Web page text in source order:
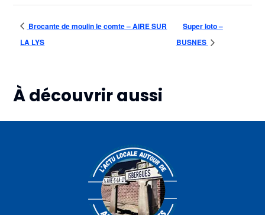
Brocante de moulin le comte – AIRE SUR
LA LYS
Super loto –
BUSNES
À découvrir aussi
Plus d'informations
Ball
trap –
SAINT
VENANT
Plus d'informations
Fête du
Labour
des JA
–
ROQUETOIRE
Plus d'informations